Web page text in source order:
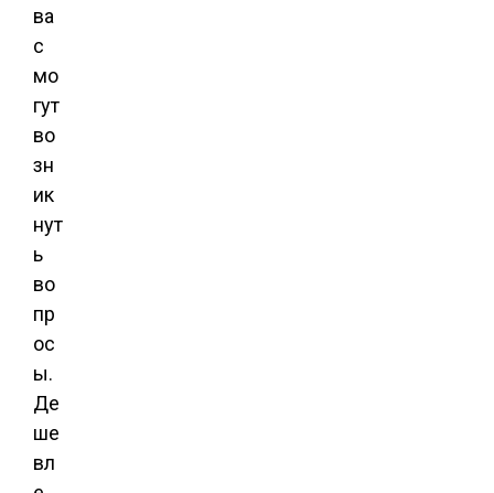
ва
с
мо
гут
во
зн
ик
нут
ь
во
пр
ос
ы.
Де
ше
вл